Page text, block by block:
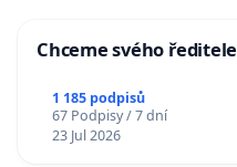
Chceme svého ředitele
1 185 podpisů
67 Podpisy / 7 dní
23 Jul 2026